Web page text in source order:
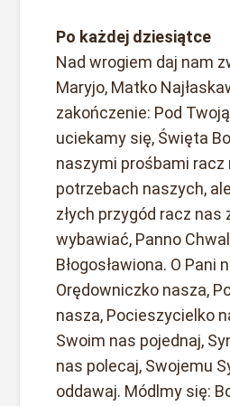
Po każdej dziesiątce
Nad wrogiem daj nam
Maryjo, Matko
zakończenie: Pod
uciekamy się, Święta
naszymi prośbami racz
potrzebach naszych,
złych przygód racz nas
wybawiać, Panno
Błogosławiona. O Pani
Orędowniczko nasza,
nasza, Pocieszycielko
Swoim nas pojednaj,
nas polecaj, Swojemu
oddawaj. Módlmy się: